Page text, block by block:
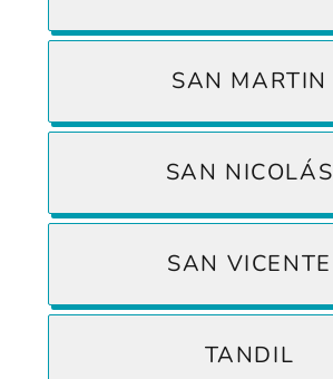
SAN MARTIN
SAN NICOLÁS
SAN VICENTE
TANDIL